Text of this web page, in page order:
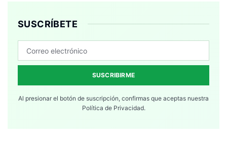
SUSCRÍBETE
SUSCRIBIRME
Al presionar el botón de suscripción, confirmas que aceptas nuestra
Política de Privacidad.